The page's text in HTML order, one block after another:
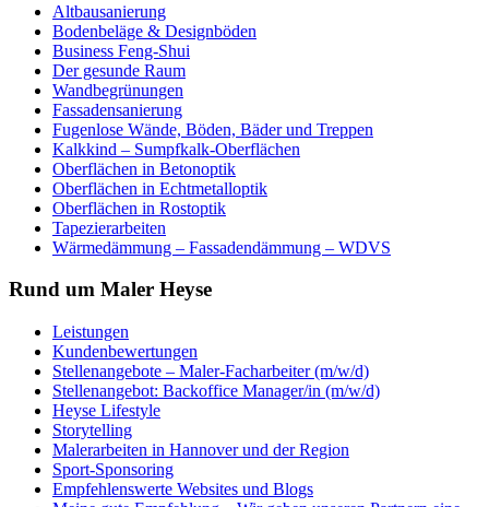
Altbausanierung
Bodenbeläge & Designböden
Business Feng-Shui
Der gesunde Raum
Wandbegrünungen
Fassadensanierung
Fugenlose Wände, Böden, Bäder und Treppen
Kalkkind – Sumpfkalk-Oberflächen
Oberflächen in Betonoptik
Oberflächen in Echtmetalloptik
Oberflächen in Rostoptik
Tapezierarbeiten
Wärmedämmung – Fassadendämmung – WDVS
Rund um Maler Heyse
Leistungen
Kundenbewertungen
Stellenangebote – Maler-Facharbeiter (m/w/d)
Stellenangebot: Backoffice Manager/in (m/w/d)
Heyse Lifestyle
Storytelling
Malerarbeiten in Hannover und der Region
Sport-Sponsoring
Empfehlenswerte Websites und Blogs